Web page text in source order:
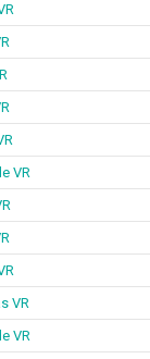
VR
VR
VR